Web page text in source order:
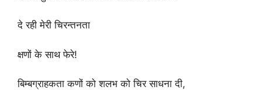
दे रही मेरी चिरन्तनता
क्षणों के साथ फेरे!
बिम्बग्राहकता कणों को शलभ को चिर साधना दी,